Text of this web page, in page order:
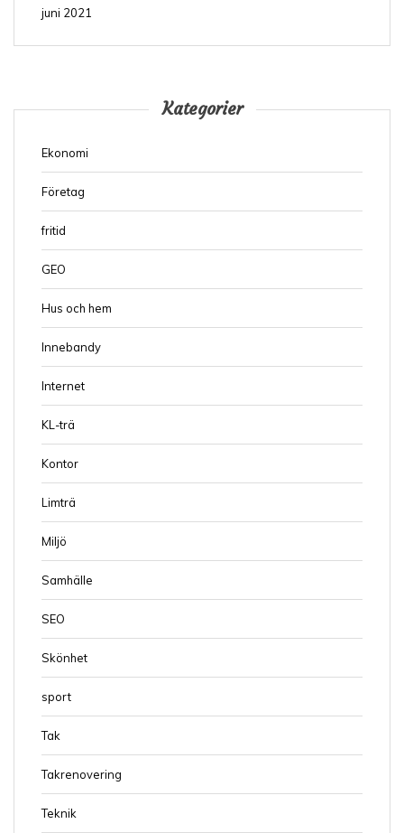
juni 2021
Kategorier
Ekonomi
Företag
fritid
GEO
Hus och hem
Innebandy
Internet
KL-trä
Kontor
Limträ
Miljö
Samhälle
SEO
Skönhet
sport
Tak
Takrenovering
Teknik